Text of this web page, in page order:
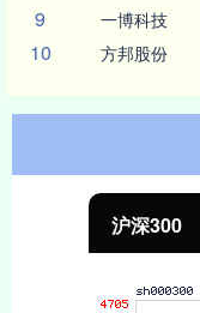
9 一博科技
10 方邦股份
沪深300